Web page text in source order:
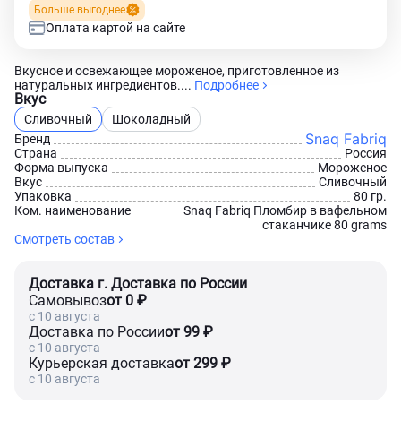
Вкусное и освежающее мороженое, приготовленное из
натуральных ингредиентов.... Подробнее
Вкус
Сливочный
Шоколадный
Бренд
Snaq Fabriq
Страна
Россия
Форма выпуска
Мороженое
Вкус
Сливочный
Упаковка
80 гр.
Ком. наименование
Snaq Fabriq Пломбир в вафельном
стаканчике 80 grams
Смотреть состав
Больше выгоднее
Оплата картой на сайте
Доставка г. Доставка по России
Самовывозот 0 ₽
c 10 августа
Доставка по Россииот 99 ₽
c 10 августа
Курьерская доставкаот 299 ₽
c 10 августа